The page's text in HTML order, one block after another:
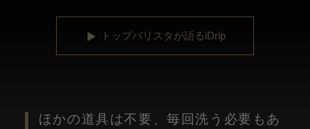
トップバリスタが語るiDrip
ほかの道具は不要、毎回洗う必要もあ